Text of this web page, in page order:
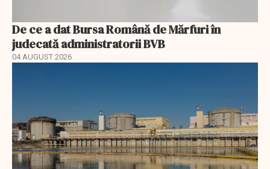
De ce a dat Bursa Română de Mărfuri în
judecată administratorii BVB
04 AUGUST 2026